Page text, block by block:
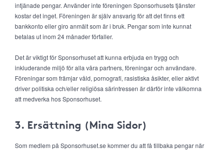
intjänade pengar. Använder inte föreningen Sponsorhusets tjänster
kostar det inget. Föreningen är själv ansvarig för att det finns ett
bankkonto eller giro anmält som är i bruk. Pengar som inte kunnat
betalas ut inom 24 månader förfaller.
Det är viktigt för Sponsorhuset att kunna erbjuda en trygg och
inkluderande miljö för alla våra partners, föreningar och användare.
Föreningar som främjar våld, pornografi, rasistiska åsikter, eller aktivt
driver politiska och/eller religiösa särintressen är därför inte välkomna
att medverka hos Sponsorhuset.
3. Ersättning (Mina Sidor)
Som medlem på Sponsorhuset.se kommer du att få tillbaka pengar när